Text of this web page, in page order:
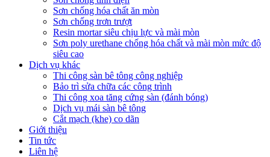
Sơn chống hóa chất ăn mòn
Sơn chống trơn trượt
Resin mortar siêu chịu lực và mài mòn
Sơn poly urethane chống hóa chất và mài mòn mức độ
siêu cao
Dịch vụ khác
Thi công sàn bê tông công nghiệp
Bảo trì sửa chữa các công trình
Thi công xoa tăng cứng sàn (đánh bóng)
Dịch vụ mái sàn bê tông
Cắt mạch (khe) co dãn
Giới thiệu
Tin tức
Liên hệ